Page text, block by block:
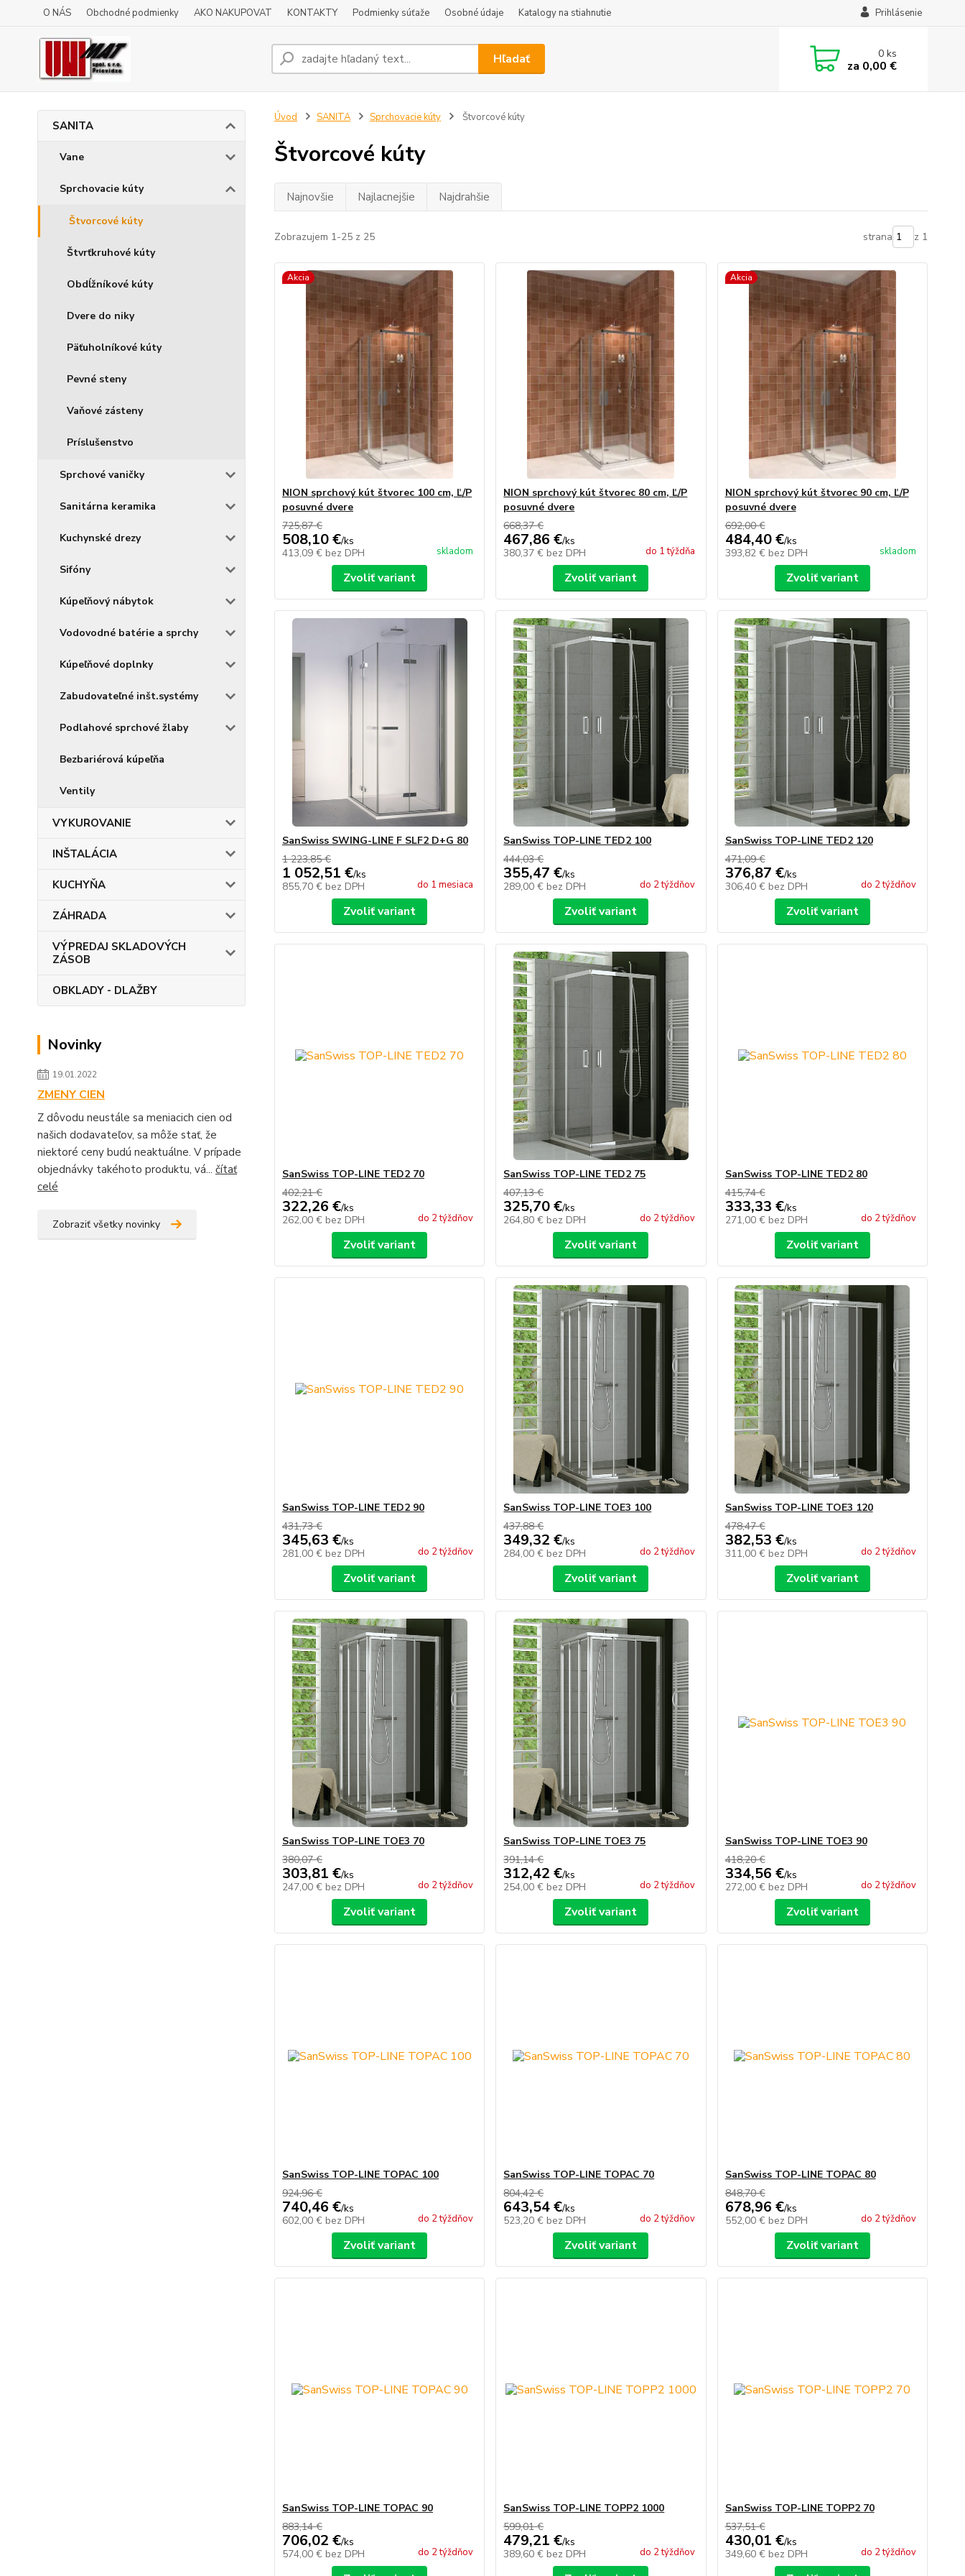
O NÁS Obchodné podmienky AKO NAKUPOVAT KONTAKTY Podmienky súťaže Osobné údaje Katalogy na stiahnutie Prihlásenie
Hľadať 0ks
za 0,00 €
SANITA
Vane
Sprchovacie kúty
Štvorcové kúty
Štvrťkruhové kúty
Obdĺžníkové kúty
Dvere do niky
Päťuholníkové kúty
Pevné steny
Vaňové zásteny
Príslušenstvo
Sprchové vaničky
Sanitárna keramika
Kuchynské drezy
Sifóny
Kúpeľňový nábytok
Vodovodné batérie a sprchy
Kúpeľňové doplnky
Zabudovateľné inšt.systémy
Podlahové sprchové žlaby
Bezbariérová kúpeľňa
Ventily
VYKUROVANIE
INŠTALÁCIA
KUCHYŇA
ZÁHRADA
VÝPREDAJ SKLADOVÝCH
ZÁSOB
OBKLADY - DLAŽBY
Novinky
19.01.2022
ZMENY CIEN
Z dôvodu neustále sa meniacich cien od
našich dodavateľov, sa môže stať, že
niektoré ceny budú neaktuálne. V prípade
objednávky takéhoto produktu, vá... čítať
celé
Zobraziť všetky novinky
Úvod SANITA Sprchovacie kúty Štvorcové kúty
Štvorcové kúty
Najnovšie Najlacnejšie Najdrahšie
Zobrazujem 1-25 z 25 strana z 1
Akcia
NION sprchový kút štvorec 100 cm, Ľ/P
posuvné dvere
725,87 €
508,10 €/ks
413,09 € bez DPH skladom
Zvoliť variant
NION sprchový kút štvorec 80 cm, Ľ/P
posuvné dvere
668,37 €
467,86 €/ks
380,37 € bez DPH do 1 týždňa
Zvoliť variant
Akcia
NION sprchový kút štvorec 90 cm, Ľ/P
posuvné dvere
692,00 €
484,40 €/ks
393,82 € bez DPH skladom
Zvoliť variant
SanSwiss SWING-LINE F SLF2 D+G 80
1 223,85 €
1 052,51 €/ks
855,70 € bez DPH do 1 mesiaca
Zvoliť variant
SanSwiss TOP-LINE TED2 100
444,03 €
355,47 €/ks
289,00 € bez DPH do 2 týždňov
Zvoliť variant
SanSwiss TOP-LINE TED2 120
471,09 €
376,87 €/ks
306,40 € bez DPH do 2 týždňov
Zvoliť variant
SanSwiss TOP-LINE TED2 70
402,21 €
322,26 €/ks
262,00 € bez DPH do 2 týždňov
Zvoliť variant
SanSwiss TOP-LINE TED2 75
407,13 €
325,70 €/ks
264,80 € bez DPH do 2 týždňov
Zvoliť variant
SanSwiss TOP-LINE TED2 80
415,74 €
333,33 €/ks
271,00 € bez DPH do 2 týždňov
Zvoliť variant
SanSwiss TOP-LINE TED2 90
431,73 €
345,63 €/ks
281,00 € bez DPH do 2 týždňov
Zvoliť variant
SanSwiss TOP-LINE TOE3 100
437,88 €
349,32 €/ks
284,00 € bez DPH do 2 týždňov
Zvoliť variant
SanSwiss TOP-LINE TOE3 120
478,47 €
382,53 €/ks
311,00 € bez DPH do 2 týždňov
Zvoliť variant
SanSwiss TOP-LINE TOE3 70
380,07 €
303,81 €/ks
247,00 € bez DPH do 2 týždňov
Zvoliť variant
SanSwiss TOP-LINE TOE3 75
391,14 €
312,42 €/ks
254,00 € bez DPH do 2 týždňov
Zvoliť variant
SanSwiss TOP-LINE TOE3 90
418,20 €
334,56 €/ks
272,00 € bez DPH do 2 týždňov
Zvoliť variant
SanSwiss TOP-LINE TOPAC 100
924,96 €
740,46 €/ks
602,00 € bez DPH do 2 týždňov
Zvoliť variant
SanSwiss TOP-LINE TOPAC 70
804,42 €
643,54 €/ks
523,20 € bez DPH do 2 týždňov
Zvoliť variant
SanSwiss TOP-LINE TOPAC 80
848,70 €
678,96 €/ks
552,00 € bez DPH do 2 týždňov
Zvoliť variant
SanSwiss TOP-LINE TOPAC 90
883,14 €
706,02 €/ks
574,00 € bez DPH do 2 týždňov
SanSwiss TOP-LINE TOPP2 1000
599,01 €
479,21 €/ks
389,60 € bez DPH do 2 týždňov
SanSwiss TOP-LINE TOPP2 70
537,51 €
430,01 €/ks
349,60 € bez DPH do 2 týždňov